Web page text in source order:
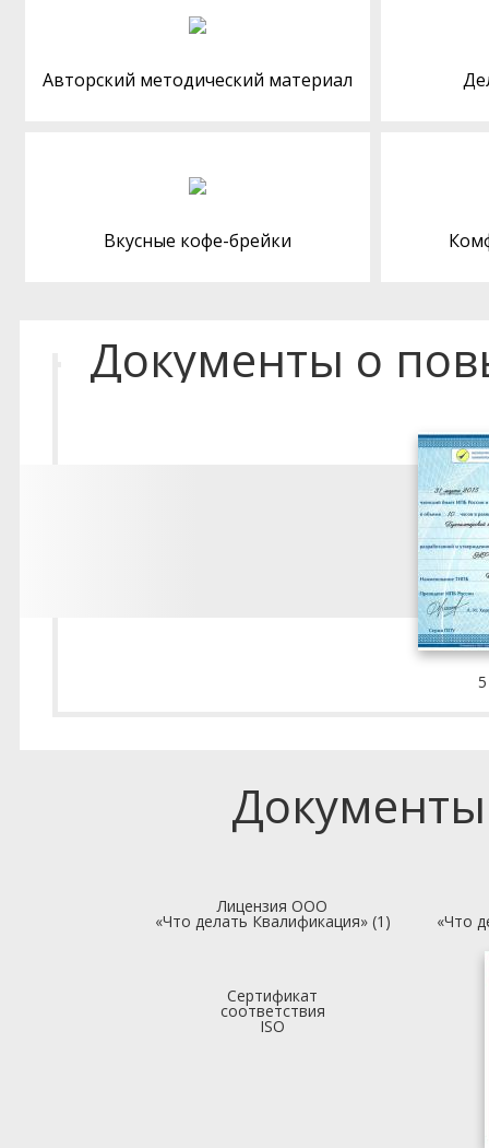
Авторский методический материал
Вкусные кофе-брейки
Документы о
Лицензия ООО
«Что делать Квалификация» (1) «Что
Сертификат
соответствия
ISO